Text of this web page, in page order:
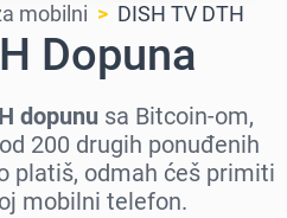
mobilni DISH TV DTH
Dopuna
dopunu sa Bitcoin-om,
200 drugih ponuđenih
platiš, odmah ćeš primiti
mobilni telefon.